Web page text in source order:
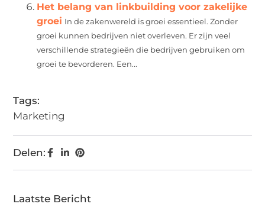
Het belang van linkbuilding voor zakelijke
groei In de zakenwereld is groei essentieel. Zonder
groei kunnen bedrijven niet overleven. Er zijn veel
verschillende strategieën die bedrijven gebruiken om
groei te bevorderen. Een...
Tags:
Marketing
Delen:
Laatste Bericht